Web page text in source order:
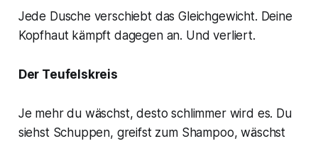
Jede Dusche verschiebt das Gleichgewicht. Deine
Kopfhaut kämpft dagegen an. Und verliert.
Der Teufelskreis
Je mehr du wäschst, desto schlimmer wird es. Du
siehst Schuppen, greifst zum Shampoo, wäschst